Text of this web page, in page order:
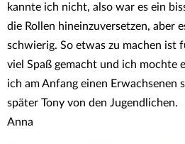
kannte ich nicht, also war es ein
die Rollen hineinzuversetzen, aber
schwierig. So etwas zu machen ist
viel Spaß gemacht und ich mochte
ich am Anfang einen Erwachsenen
später Tony von den Jugendlichen.
Anna